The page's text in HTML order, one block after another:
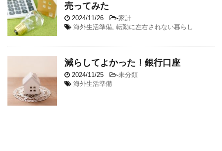
売ってみた
2024/11/26 -家計
海外生活準備 転勤に左右されない暮らし
減らしてよかった！銀行口座
2024/11/25 -未分類
海外生活準備